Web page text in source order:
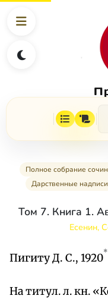
Полное собрание
Дарственные надписи
Том 7. Книга 1.
Есенин,
Пигиту Д. С., 1920*
На титул. л. кн.